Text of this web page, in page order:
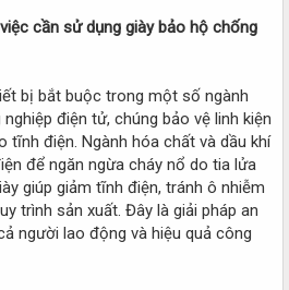
cần sử dụng giày bảo hộ chống
bị bắt buộc trong một số ngành
điện tử, chúng bảo vệ linh kiện
tĩnh điện. Ngành hóa chất và dầu khí
để ngăn ngừa cháy nổ do tia lửa
giúp giảm tĩnh điện, tránh ô nhiễm
trình sản xuất. Đây là giải pháp an
người lao động và hiệu quả công